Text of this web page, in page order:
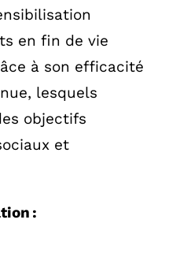
en fin de vie
à son efficacité
lesquels
objectifs
et
: